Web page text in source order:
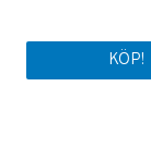
KÖP!